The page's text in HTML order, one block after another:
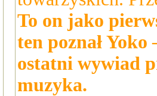
To on jako
ten poznał
ostatni wywiad
muzyka.